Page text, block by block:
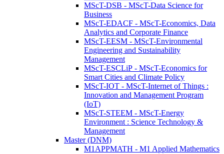
MScT-DSB - MScT-Data Science for
Business
MScT-EDACF - MScT-Economics, Data
Analytics and Corporate Finance
MScT-EESM - MScT-Environmental
Engineering and Sustainability
Management
MScT-ESCLiP - MScT-Economics for
Smart Cities and Climate Policy
MScT-IOT - MScT-Internet of Things :
Innovation and Management Program
(IoT)
MScT-STEEM - MScT-Energy
Environment : Science Technology &
Management
Master (DNM)
M1APPMATH - M1 Applied Mathematics